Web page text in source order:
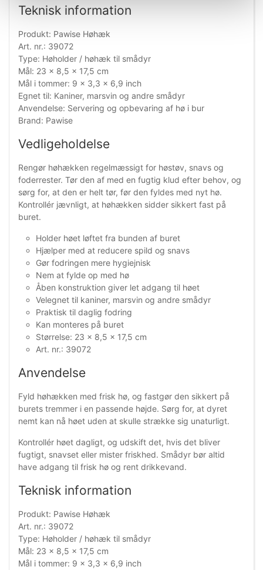
Teknisk information
Produkt: Pawise Høhæk
Art. nr.: 39072
Type: Høholder / høhæk til smådyr
Mål: 23 x 8,5 x 17,5 cm
Mål i tommer: 9 x 3,3 x 6,9 inch
Egnet til: Kaniner, marsvin og andre smådyr
Anvendelse: Servering og opbevaring af hø i bur
Brand: Pawise
Vedligeholdelse
Rengør høhækken regelmæssigt for høstøv, snavs og
foderrester. Tør den af med en fugtig klud efter behov, og
sørg for, at den er helt tør, før den fyldes med nyt hø.
Kontrollér jævnligt, at høhækken sidder sikkert fast på
buret.
Holder høet løftet fra bunden af buret
Hjælper med at reducere spild og snavs
Gør fodringen mere hygiejnisk
Nem at fylde op med hø
Åben konstruktion giver let adgang til høet
Velegnet til kaniner, marsvin og andre smådyr
Praktisk til daglig fodring
Kan monteres på buret
Størrelse: 23 x 8,5 x 17,5 cm
Art. nr.: 39072
Anvendelse
Fyld høhækken med frisk hø, og fastgør den sikkert på
burets tremmer i en passende højde. Sørg for, at dyret
nemt kan nå høet uden at skulle strække sig unaturligt.
Kontrollér høet dagligt, og udskift det, hvis det bliver
fugtigt, snavset eller mister friskhed. Smådyr bør altid
have adgang til frisk hø og rent drikkevand.
Teknisk information
Produkt: Pawise Høhæk
Art. nr.: 39072
Type: Høholder / høhæk til smådyr
Mål: 23 x 8,5 x 17,5 cm
Mål i tommer: 9 x 3,3 x 6,9 inch